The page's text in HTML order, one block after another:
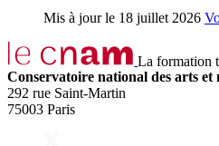
Mis à jour le 18 juillet 2026
La formation
Conservatoire national des arts et
292 rue Saint-Martin
75003 Paris